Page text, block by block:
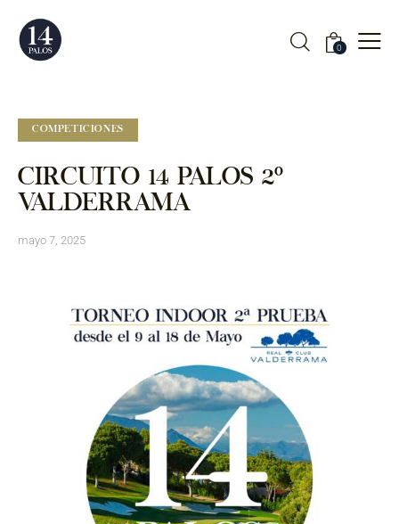
0
COMPETICIONES
CIRCUITO 14 PALOS 2º
VALDERRAMA
mayo 7, 2025